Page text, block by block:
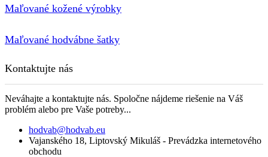
Maľované kožené výrobky
Maľované hodvábne šatky
Kontaktujte nás
Neváhajte a kontaktujte nás. Spoločne nájdeme riešenie na Váš
problém alebo pre Vaše potreby...
hodvab@hodvab.eu
Vajanského 18, Liptovský Mikuláš - Prevádzka internetového
obchodu